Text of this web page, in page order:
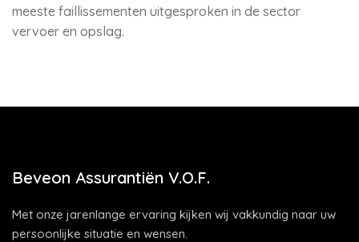
meeste faillissementen uitgesproken in de sector
vervoer en opslag.
Beveon Assurantiën V.O.F.
Met onze jarenlange ervaring kijken wij vakkundig naar uw
persoonlijke situatie en wensen.